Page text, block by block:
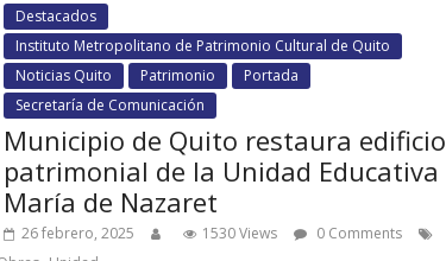
Destacados
Instituto Metropolitano de Patrimonio Cultural de Quito
Noticias Quito
Patrimonio
Portada
Secretaría de Comunicación
Municipio de Quito restaura edificio
patrimonial de la Unidad Educativa
María de Nazaret
26 febrero, 2025 1530 Views
0 Comments